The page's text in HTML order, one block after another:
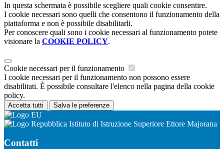
In questa schermata è possibile scegliere quali cookie consentire.
I cookie necessari sono quelli che consentono il funzionamento della
piattaforma e non è possibile disabilitarli.
Per conoscere quali sono i cookie necessari al funzionamento potete
visionare la COOKIE POLICY.
Cookie necessari per il funzionamento
I cookie necessari per il funzionamento non possono essere
disabilitati. È possibile consultare l'elenco nella pagina della cookie
policy.
Accetta tutti Salva le preferenze
Istituto di Istruzione Superiore Ettore Majorana
Contatti